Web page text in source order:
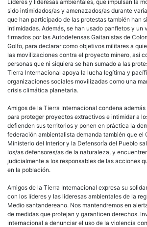
Líderes y lideresas ambientales, que impulsan la
sido intimidados/as y amenazados/as durante
que han participado de las protestas también han
intimidadas. Además, se han usado panfletos y un
firmados por las Autodefensas Gaitanistas de
Golfo, para declarar como objetivos militares a
las movilizaciones contra el proyecto minero, así
personas que ni siquiera se han sumado a las
Tierra Internacional apoya la lucha legítima y
organizaciones sociales movilizadas como una
crisis climática planetaria.
Amigos de la Tierra Internacional condena
para proteger proyectos extractivos e intimidar a
defienden sus territorios y ponen en práctica la
federación ambientalista demanda también que el
Ministerio del Interior y la Defensoría del Pueblo
los/as defensores/as de la naturaleza, y
judicialmente a los responsables de las acciones
en la población.
Amigos de la Tierra Internacional expresa su
con los líderes y las lideresas ambientales de la
Medio santandereano. Nos mantendremos en
de medidas que protejan y garanticen derechos.
internacional a denunciar el uso de la violencia